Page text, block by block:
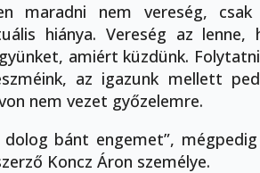
maradni nem vereség,
hiánya. Vereség az lenne,
amiért küzdünk.
az igazunk mellett
nem vezet győzelemre.
bánt engemet”,
Koncz Áron személye.